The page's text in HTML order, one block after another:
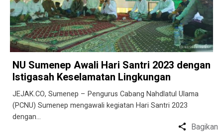
NU Sumenep Awali Hari Santri 2023 dengan
Istigasah Keselamatan Lingkungan
JEJAK.CO, Sumenep – Pengurus Cabang Nahdlatul Ulama
(PCNU) Sumenep mengawali kegiatan Hari Santri 2023
dengan…
Bagikan